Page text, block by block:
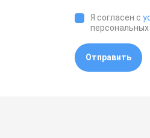
Я согласен с
Отправить